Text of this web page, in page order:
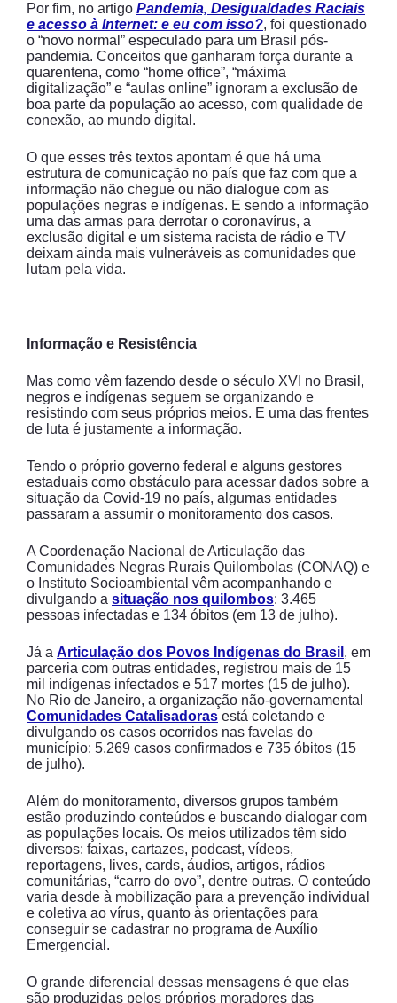
Por fim, no artigo Pandemia, Desigualdades Raciais
e acesso à Internet: e eu com isso?, foi questionado
o “novo normal” especulado para um Brasil pós-
pandemia. Conceitos que ganharam força durante a
quarentena, como “home office”, “máxima
digitalização” e “aulas online” ignoram a exclusão de
boa parte da população ao acesso, com qualidade de
conexão, ao mundo digital.
O que esses três textos apontam é que há uma
estrutura de comunicação no país que faz com que a
informação não chegue ou não dialogue com as
populações negras e indígenas. E sendo a informação
uma das armas para derrotar o coronavírus, a
exclusão digital e um sistema racista de rádio e TV
deixam ainda mais vulneráveis as comunidades que
lutam pela vida.
Informação e Resistência
Mas como vêm fazendo desde o século XVI no Brasil,
negros e indígenas seguem se organizando e
resistindo com seus próprios meios. E uma das frentes
de luta é justamente a informação.
Tendo o próprio governo federal e alguns gestores
estaduais como obstáculo para acessar dados sobre a
situação da Covid-19 no país, algumas entidades
passaram a assumir o monitoramento dos casos.
A Coordenação Nacional de Articulação das
Comunidades Negras Rurais Quilombolas (CONAQ) e
o Instituto Socioambiental vêm acompanhando e
divulgando a situação nos quilombos: 3.465
pessoas infectadas e 134 óbitos (em 13 de julho).
Já a Articulação dos Povos Indígenas do Brasil , em
parceria com outras entidades, registrou mais de 15
mil indígenas infectados e 517 mortes (15 de julho).
No Rio de Janeiro, a organização não-governamental
Comunidades Catalisadoras está coletando e
divulgando os casos ocorridos nas favelas do
município: 5.269 casos confirmados e 735 óbitos (15
de julho).
Além do monitoramento, diversos grupos também
estão produzindo conteúdos e buscando dialogar com
as populações locais. Os meios utilizados têm sido
diversos: faixas, cartazes, podcast, vídeos,
reportagens, lives, cards, áudios, artigos, rádios
comunitárias, “carro do ovo”, dentre outras. O conteúdo
varia desde à mobilização para a prevenção individual
e coletiva ao vírus, quanto às orientações para
conseguir se cadastrar no programa de Auxílio
Emergencial.
O grande diferencial dessas mensagens é que elas
são produzidas pelos próprios moradores das